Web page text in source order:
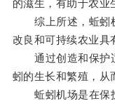
的滋生，有助于农业
综上所述，蚯蚓机
改良和可持续农业具
通过创造和保护适
蚓的生长和繁殖，从
蚯蚓机场是在保护